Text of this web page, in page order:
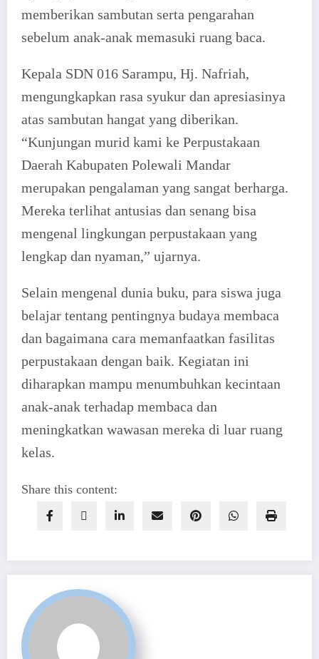
memberikan sambutan serta pengarahan
sebelum anak-anak memasuki ruang baca.
Kepala SDN 016 Sarampu, Hj. Nafriah,
mengungkapkan rasa syukur dan apresiasinya
atas sambutan hangat yang diberikan.
“Kunjungan murid kami ke Perpustakaan
Daerah Kabupaten Polewali Mandar
merupakan pengalaman yang sangat berharga.
Mereka terlihat antusias dan senang bisa
mengenal lingkungan perpustakaan yang
lengkap dan nyaman,” ujarnya.
Selain mengenal dunia buku, para siswa juga
belajar tentang pentingnya budaya membaca
dan bagaimana cara memanfaatkan fasilitas
perpustakaan dengan baik. Kegiatan ini
diharapkan mampu menumbuhkan kecintaan
anak-anak terhadap membaca dan
meningkatkan wawasan mereka di luar ruang
kelas.
Share this content: